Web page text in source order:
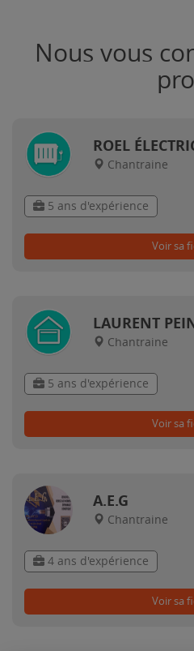
Nous vous
ROEL
Chantraine
5 ans d'expérience
Voir sa
LAURENT
Chantraine
5 ans d'expérience
Voir sa
A.E.G
Chantraine
4 ans d'expérience
Voir sa